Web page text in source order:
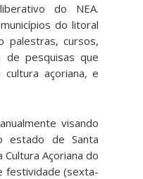
do NEA.
do litoral
palestras, cursos,
de pesquisas que
açoriana, e
visando
estado de Santa
Açoriana do
festividade (sexta-